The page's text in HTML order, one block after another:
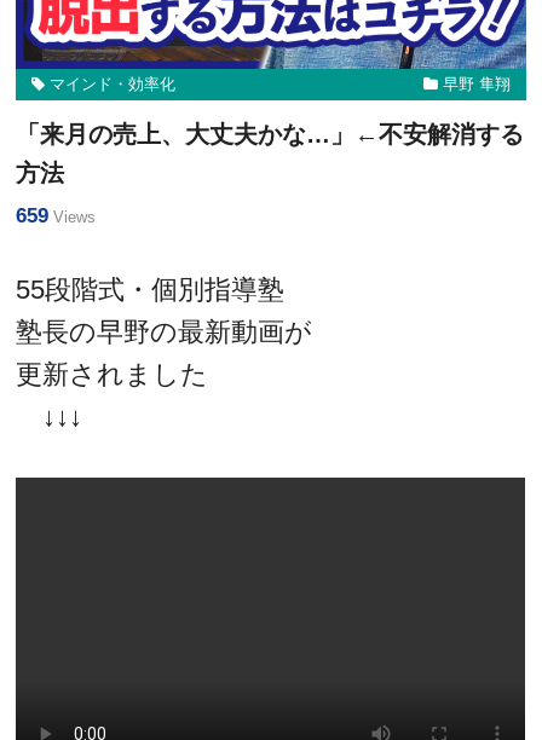
マインド・効率化 早野 隼翔
「来月の売上、大丈夫かな…」←不安解消する
方法
659 Views
55段階式・個別指導塾
塾長の早野の最新動画が
更新されました
↓↓↓